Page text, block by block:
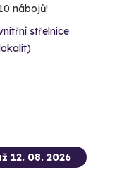
nábojů!
střelnice
12. 08. 2026